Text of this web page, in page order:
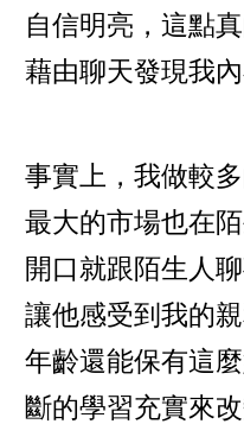
自信明亮，這點
藉由聊天發現我
事實上，我做較
最大的市場也在
開口就跟陌生人
讓他感受到我的
年齡還能保有這
斷的學習充實來